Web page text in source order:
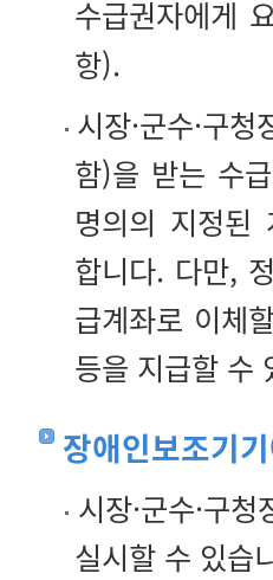
수급권자에게
항).
시장·군수·구
함)을 받는 수
명의의 지정된
합니다. 다만,
급계좌로 이체
등을 지급할 수
장애인보조기
시장·군수·구
실시할 수 있습